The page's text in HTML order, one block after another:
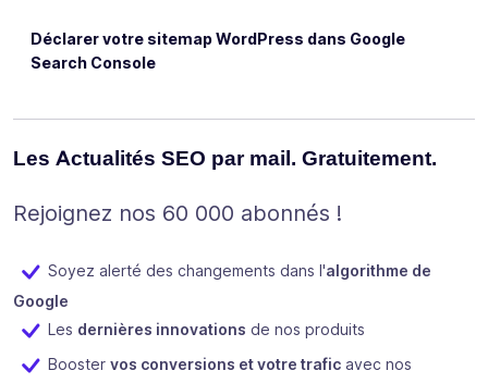
Déclarer votre sitemap WordPress dans Google
Search Console
Les Actualités SEO par mail. Gratuitement.
Rejoignez nos 60 000 abonnés !
Soyez alerté des changements dans l'algorithme de
Google
Les dernières innovations de nos produits
Booster vos conversions et votre trafic avec nos